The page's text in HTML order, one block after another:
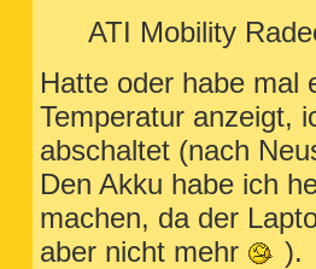
ATI Mobility
Hatte oder habe mal
Temperatur anzeigt,
abschaltet (nach
Den Akku habe ich
machen, da der
aber nicht mehr
).